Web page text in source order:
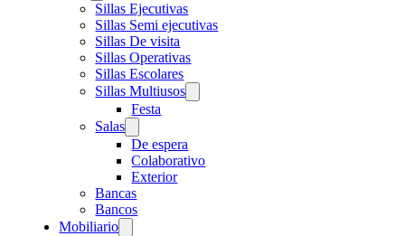
Sillas Ejecutivas
Sillas Semi ejecutivas
Sillas De visita
Sillas Operativas
Sillas Escolares
Sillas Multiusos
Festa
Salas
De espera
Colaborativo
Exterior
Bancas
Bancos
Mobiliario